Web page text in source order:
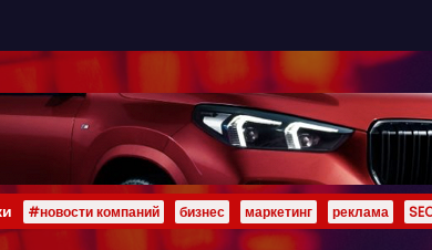
#новости компаний бизнес маркетинг реклама